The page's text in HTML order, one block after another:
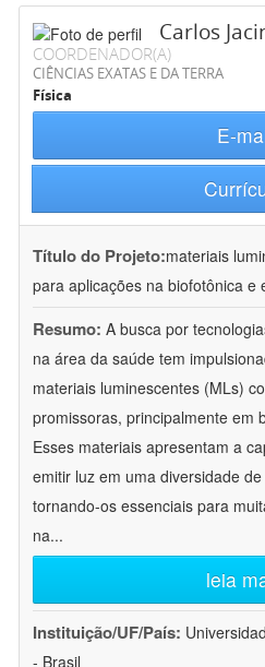
Carlos
COORDENADOR(A)
CIÊNCIAS EXATAS E DA TERRA
Física
E-
Título do Projeto:materiais
para aplicações na biofotônica e
Resumo: A busca por
na área da saúde tem
materiais luminescentes (MLs)
promissoras, principalmente em
Esses materiais apresentam a
emitir luz em uma diversidade
tornando-os essenciais para
na...
leia
Instituição/UF/País:
- Brasil